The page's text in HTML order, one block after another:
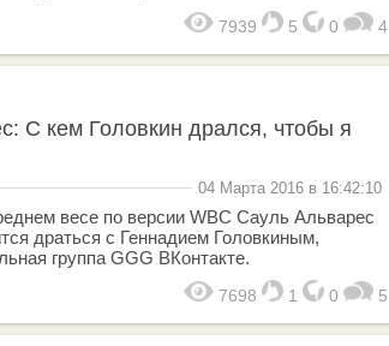
7939 5 0 4
С кем Головкин дрался, чтобы я
04 Марта 2016 в 16:42:10
весе по версии WBC Сауль Альварес
драться с Геннадием Головкиным,
группа GGG ВКонтакте.
7698 1 0 5